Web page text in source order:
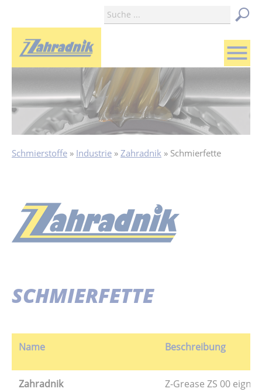
menu
Schmierstoffe Industrie Zahradnik Schmierfette
SCHMIERFETTE
Name Beschreibung
Zahradnik
Z-Grease ZS 00